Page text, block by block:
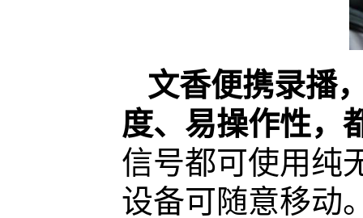
文香便携录播
度、易操作性，
信号都可使用纯
设备可随意移动